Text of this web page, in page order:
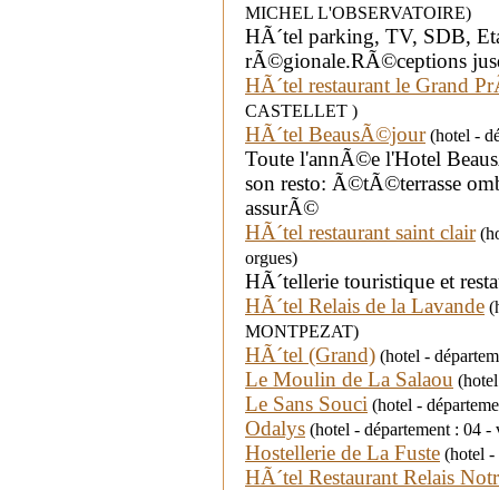
MICHEL L'OBSERVATOIRE)
HÃ´tel parking, TV, SDB,
rÃ©gionale.RÃ©ceptions
HÃ´tel restaurant le Grand
CASTELLET )
HÃ´tel BeausÃ©jour(hotel -
Toute l'annÃ©e l'Hotel
son resto: Ã©tÃ©terrasse
assurÃ©
HÃ´tel restaurant saint clair
orgues)
HÃ´tellerie touristique et
HÃ´tel Relais de la Lavande
MONTPEZAT)
HÃ´tel (Grand) (hotel -
Le Moulin de La Salaou
Le Sans Souci (hotel -
Odalys (hotel - département : 04
Hostellerie de La Fuste (hotel
HÃ´tel Restaurant Relais